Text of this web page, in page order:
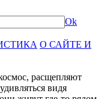
Ok
О САЙТЕ И
расщепляют
видя